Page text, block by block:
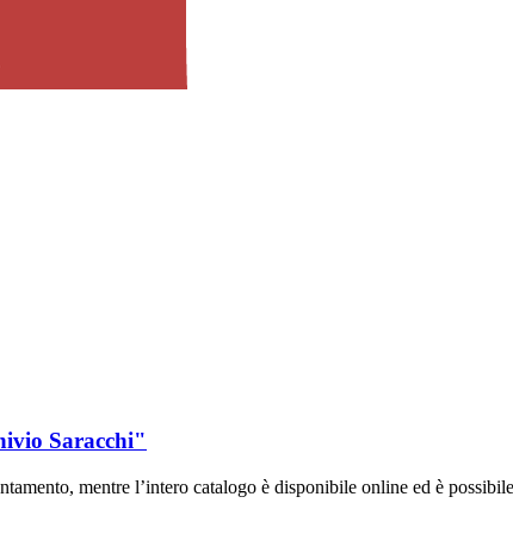
Saracchi"
mentre l’intero catalogo è disponibile online ed è